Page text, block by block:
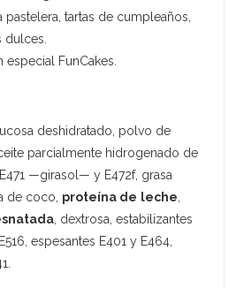
pastelera, tartas de cumpleaños,
dulces.
FunCakes.
deshidratado, polvo de
parcialmente hidrogenado de
—girasol— y E472f, grasa
de coco, proteína de leche
, dextrosa, estabilizantes
espesantes E401 y E464,